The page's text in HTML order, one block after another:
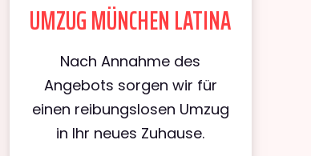
UMZUG MÜNCHEN LATINA
Nach Annahme des
Angebots sorgen wir für
einen reibungslosen Umzug
in Ihr neues Zuhause.